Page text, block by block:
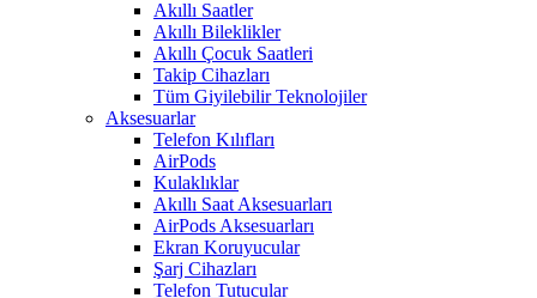
Akıllı Saatler
Akıllı Bileklikler
Akıllı Çocuk Saatleri
Takip Cihazları
Tüm Giyilebilir Teknolojiler
Aksesuarlar
Telefon Kılıfları
AirPods
Kulaklıklar
Akıllı Saat Aksesuarları
AirPods Aksesuarları
Ekran Koruyucular
Şarj Cihazları
Telefon Tutucular